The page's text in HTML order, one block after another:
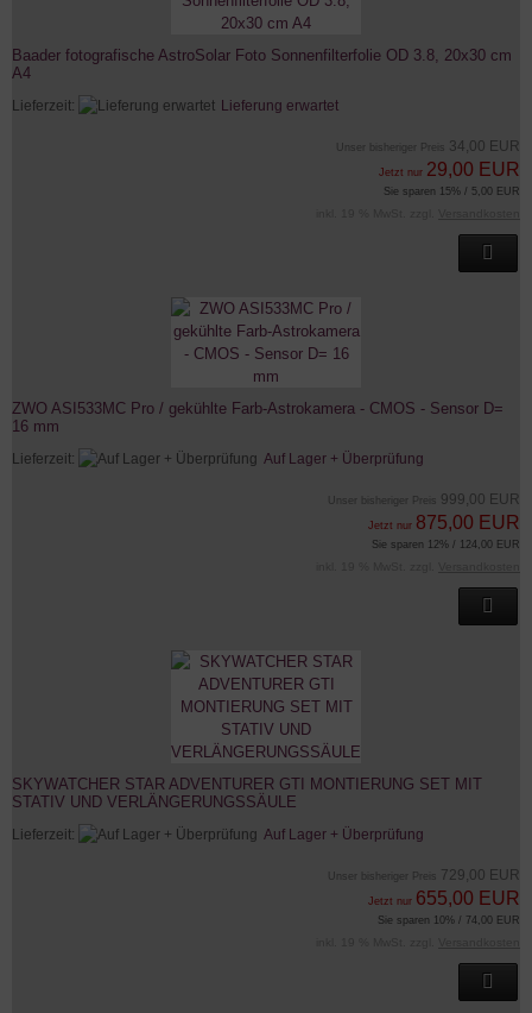
Baader fotografische AstroSolar Foto Sonnenfilterfolie OD 3.8, 20x30 cm
A4
Lieferzeit: Lieferung erwartet
Unser bisheriger Preis 34,00 EUR
Jetzt nur 29,00 EUR
Sie sparen 15% / 5,00 EUR
ZWO ASI533MC Pro / gekühlte Farb-Astrokamera - CMOS - Sensor D=
16 mm
Lieferzeit: Auf Lager + Überprüfung
Unser bisheriger Preis 999,00 EUR
Jetzt nur 875,00 EUR
Sie sparen 12% / 124,00 EUR
SKYWATCHER STAR ADVENTURER GTI MONTIERUNG SET MIT
STATIV UND VERLÄNGERUNGSSÄULE
Lieferzeit: Auf Lager + Überprüfung
Unser bisheriger Preis 729,00 EUR
Jetzt nur 655,00 EUR
Sie sparen 10% / 74,00 EUR